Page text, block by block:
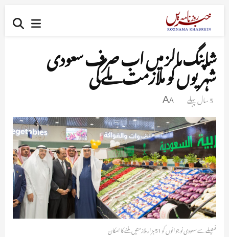
شاپنگ مالز میں اب صرف سعودی
شہریوں کو ملازمت ملے گی
5 سال پہلے A
A
فیصلے سے سعودی نوجوانوں کو 51 ہزار ملازمتیں ملنے کا امکان